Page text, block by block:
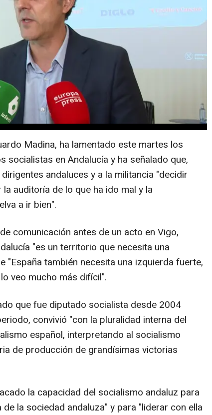
Madina, ha lamentado este martes los
socialistas en Andalucía y ha señalado que,
andaluces y a la militancia "decidir
auditoría de lo que ha ido mal y la
a ir bien".
comunicación antes de un acto en Vigo,
"es un territorio que necesita una
"España también necesita una izquierda fuerte,
veo mucho más difícil".
que fue diputado socialista desde 2004
convivió "con la pluralidad interna del
español, interpretando al socialismo
de producción de grandísimas victorias
la capacidad del socialismo andaluz para
la sociedad andaluza" y para "liderar con ella